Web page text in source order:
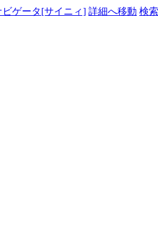
ゲータ[サイニィ] 詳細へ移動 検